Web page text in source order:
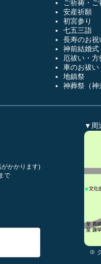
ご祈祷・
安産祈願
初宮参り
七五三詣
長寿のお祝
神前結婚式
厄祓い・方
車のお祓い
地鎮祭
神葬祭（神
かかります)
で
▼周
※